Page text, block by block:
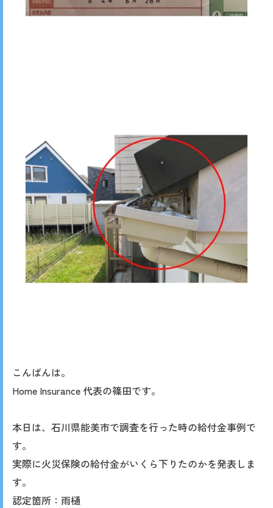
こんばんは。
⁡Home Insurance 代表の篠田です。
本日は、石川県能美市で調査を行った時の給付金事例で
す。
実際に火災保険の給付金がいくら下りたのかを発表しま
す。
認定箇所：雨樋